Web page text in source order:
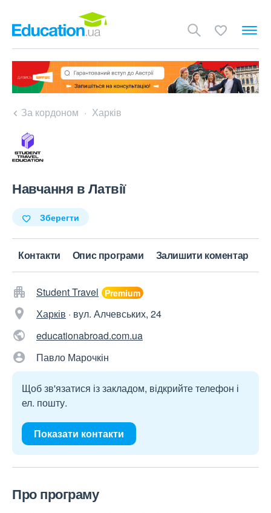
За кордоном Харків
Навчання в Латвії
Зберегти
Контакти Опис програми Залишити коментар
Student Travel
Харків · вул. Алчевських, 24
educationabroad.com.ua
Павло Марочкін
Щоб зв'язатися із закладом, відкрийте телефон і
ел. пошту.
Показати контакти
Про програму